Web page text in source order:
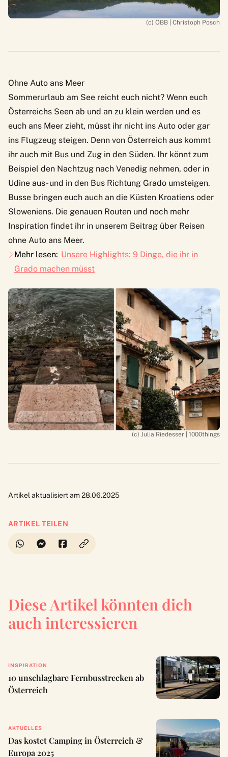
(c) ÖBB | Christoph Posch
Ohne Auto ans Meer
Sommerurlaub am See reicht euch nicht? Wenn euch
Österreichs Seen ab und an zu klein werden und es
euch ans Meer zieht, müsst ihr nicht ins Auto oder gar
ins Flugzeug steigen. Denn von Österreich aus kommt
ihr auch mit Bus und Zug in den Süden. Ihr könnt zum
Beispiel den Nachtzug nach Venedig nehmen, oder in
Udine aus- und in den Bus Richtung Grado umsteigen.
Busse bringen euch auch an die Küsten Kroatiens oder
Sloweniens. Die genauen Routen und noch mehr
Inspiration findet ihr in unserem Beitrag über Reisen
ohne Auto ans Meer.
Mehr lesen: Unsere Highlights: 9 Dinge, die ihr in
Grado machen müsst
(c) Julia Riedesser | 1000things
Artikel aktualisiert am 28.06.2025
ARTIKEL TEILEN
Diese Artikel könnten dich
auch interessieren
INSPIRATION
10 unschlagbare Fernbusstrecken ab
Österreich
AKTUELLES
Das kostet Camping in Österreich &
Europa 2025